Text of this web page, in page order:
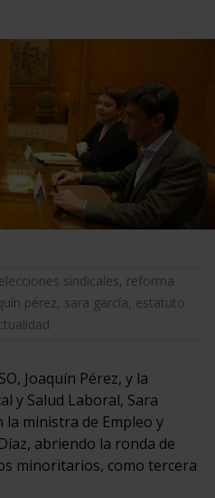
elecciones sindicales, reforma
pérez, sara garcía, estatuto
Joaquín Pérez, y la
y Salud Laboral, Sara
la ministra de Empleo y
abriendo la ronda de
minoritarios, como tercera